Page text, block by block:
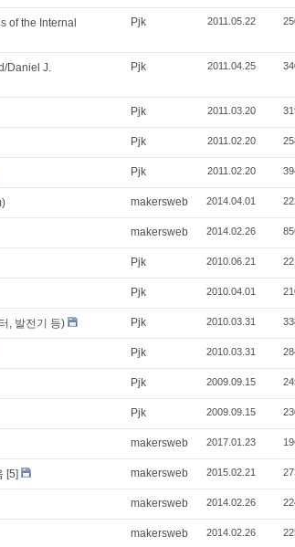
of the Internal
Pjk 2011.05.22
Daniel J.
Pjk 2011.04.25
Pjk 2011.03.20
Pjk 2011.02.20
Pjk 2011.02.20
makersweb 2014.04.01
makersweb 2014.02.26
Pjk 2010.06.21
Pjk 2010.04.01
, 발전기 등) Pjk 2010.03.31
Pjk 2010.03.31
Pjk 2009.09.15
Pjk 2009.09.15
makersweb 2017.01.23
[5] makersweb 2015.02.21
makersweb 2014.02.26
makersweb 2014.02.26